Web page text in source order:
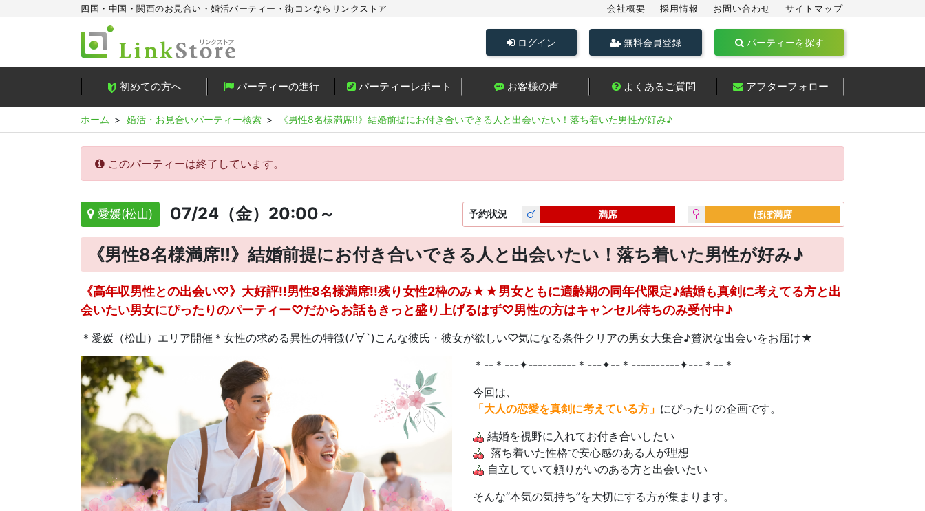
四国・中国・関西のお見合い・婚活パーティー・街コンならリンクストア 会社概要 採用情報 お問い合わせ サイトマップ
ログイン 無料会員登録 パーティーを探す
初めての方へ パーティーの進行 パーティーレポート お客様の声 よくあるご質問 アフターフォロー
ホーム 婚活・お見合いパーティー検索 《男性8名様満席!!》結婚前提にお付き合いできる人と出会いたい！落ち着いた男性が好み♪
このパーティーは終了しています。
愛媛(松山) 07/24（金）20:00～ 予約状況 満席 ほぼ満席
《男性8名様満席!!》結婚前提にお付き合いできる人と出会いたい！落ち着いた男性が好み♪
《高年収男性との出会い♡》大好評!!男性8名様満席!!残り女性2枠のみ★★男女ともに適齢期の同年代限定♪結婚も真剣に考えてる方と出
会いたい男女にぴったりのパーティー♡だからお話もきっと盛り上げるはず♡男性の方はキャンセル待ちのみ受付中♪
＊愛媛（松山）エリア開催＊女性の求める異性の特徴(ﾉ∀`)こんな彼氏・彼女が欲しい♡気になる条件クリアの男女大集合♪贅沢な出会いをお届け★
＊--＊---✦----------＊---✦--＊----------✦---＊--＊
今回は、
「大人の恋愛を真剣に考えている方」 にぴったりの企画です。
結婚を視野に入れてお付き合いしたい
​ 落ち着いた性格で安心感のある人が理想
​ 自立していて頼りがいのある方と出会いたい
そんな“本気の気持ち”を大切にする方が集まります。